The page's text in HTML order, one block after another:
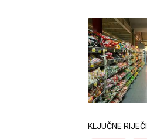
KLJUČNE RIJEČI